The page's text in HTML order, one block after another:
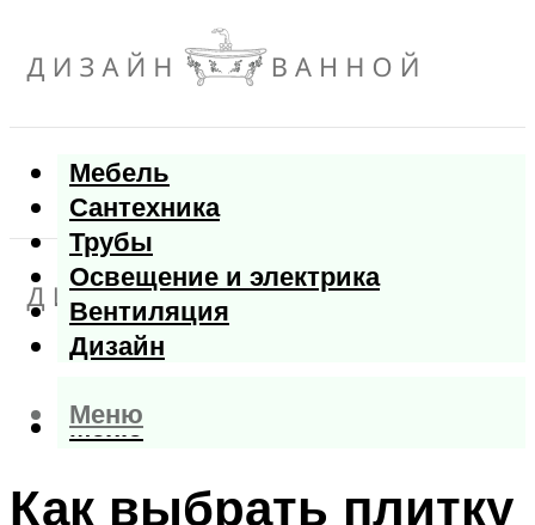
Мебель
Сантехника
Трубы
Освещение и электрика
Вентиляция
Дизайн
Меню
Меню
Как выбрать плитку